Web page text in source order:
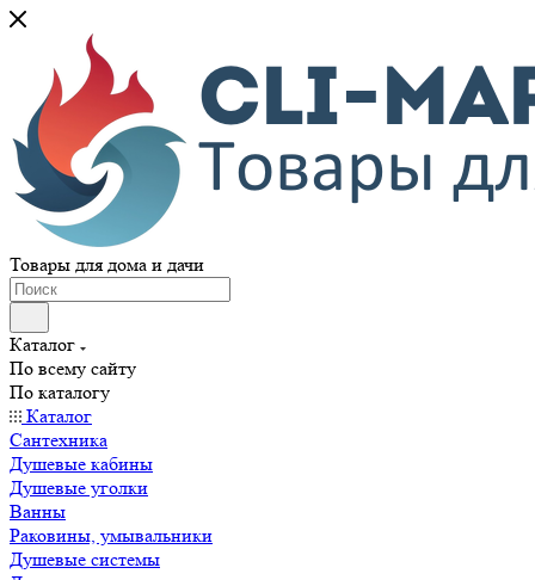
Товары для дома и дачи
Каталог
По всему сайту
По каталогу
Каталог
Сантехника
Душевые кабины
Душевые уголки
Ванны
Раковины, умывальники
Душевые системы